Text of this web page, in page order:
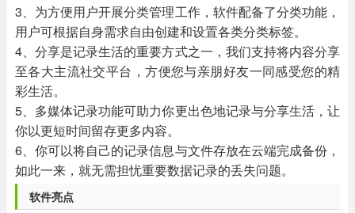
3、为方便用户开展分类管理工作，软件配备了分类功能，
用户可根据自身需求自由创建和设置各类分类标签。
4、分享是记录生活的重要方式之一，我们支持将内容分享
至各大主流社交平台，方便您与亲朋好友一同感受您的精
彩生活。
5、多媒体记录功能可助力你更出色地记录与分享生活，让
你以更短时间留存更多内容。
6、你可以将自己的记录信息与文件存放在云端完成备份，
如此一来，就无需担忧重要数据记录的丢失问题。
软件亮点